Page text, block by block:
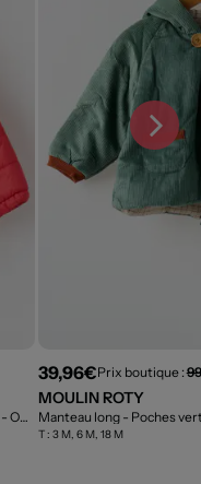
- Outlet
39,96€Prix boutique :
MOULIN ROTY
Manteau long - Poches
T : 3 M, 6 M, 18 M